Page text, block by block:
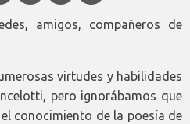
amigos, compañeros de
virtudes y habilidades
pero ignorábamos que
conocimiento de la poesía de